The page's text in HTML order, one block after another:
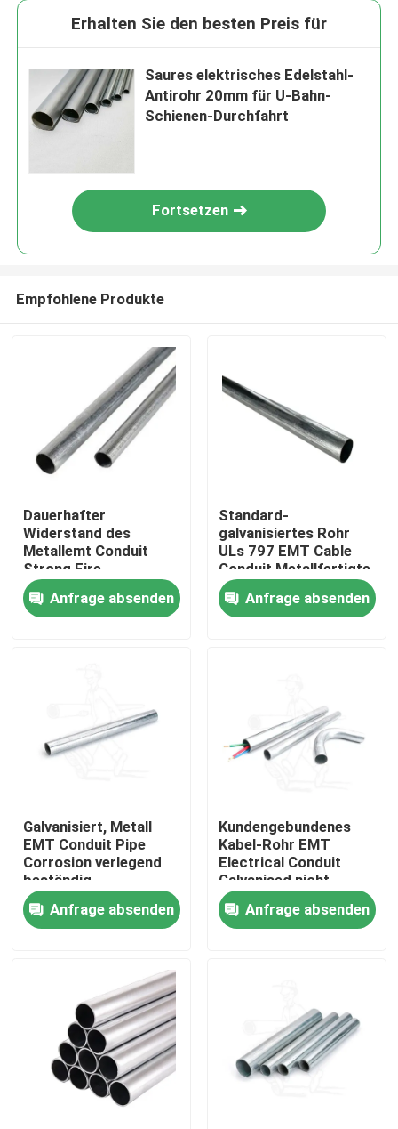
Startseite
Fabrik Tour
Qualitätskontrolle
Metallrohr-Installationen
Metall EMT Conduit
Erhalten Sie den besten Preis für
Saures elektrisches Edelstahl-
Antirohr 20mm für U-Bahn-
Schienen-Durchfahrt
Fortsetzen
Empfohlene Produkte
Dauerhafter
Widerstand des
Metallemt Conduit
Strong Fire
Entstörungs
Anfrage absenden
Standard-
galvanisiertes Rohr
ULs 797 EMT Cable
Conduit Metallfertigte
besonders an
Anfrage absenden
Galvanisiert, Metall
EMT Conduit Pipe
Corrosion verlegend
beständig
Anfrage absenden
Kundengebundenes
Kabel-Rohr EMT
Electrical Conduit
Galvanised nicht
rostend
Anfrage absenden